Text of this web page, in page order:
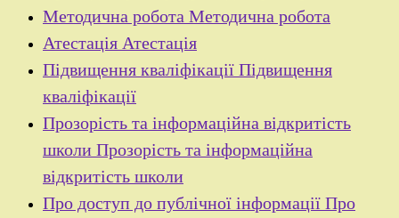
Методична робота Методична робота
Атестація Атестація
Підвищення кваліфікації Підвищення
кваліфікації
Прозорість та інформаційна відкритість
школи Прозорість та інформаційна
відкритість школи
Про доступ до публічної інформації Про